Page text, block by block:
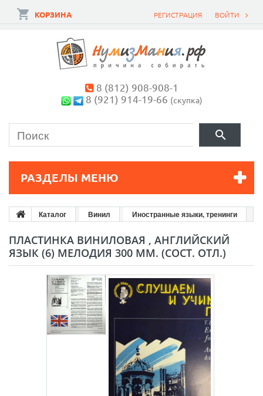
ВОЙТИ
РЕГИСТРАЦИЯ
КОРЗИНА
8 (812) 908-908-1
8 (921) 914-19-66 (скупка)
РАЗДЕЛЫ МЕНЮ
Каталог Винил Иностранные языки, тренинги
ПЛАСТИНКА ВИНИЛОВАЯ , АНГЛИЙСКИЙ
ЯЗЫК (6) МЕЛОДИЯ 300 ММ. (СОСТ. ОТЛ.)